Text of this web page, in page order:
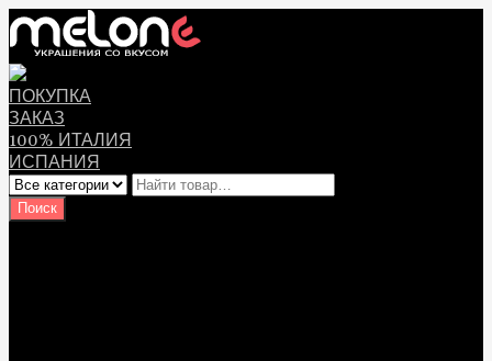
ПОКУПКА
ЗАКАЗ
100% ИТАЛИЯ
ИСПАНИЯ